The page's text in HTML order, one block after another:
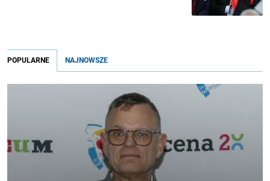
POPULARNE NAJNOWSZE